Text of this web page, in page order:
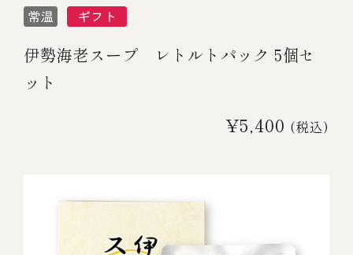
伊勢海老スープ レトルトパック 5個セ
ット
¥5,400 (税込)